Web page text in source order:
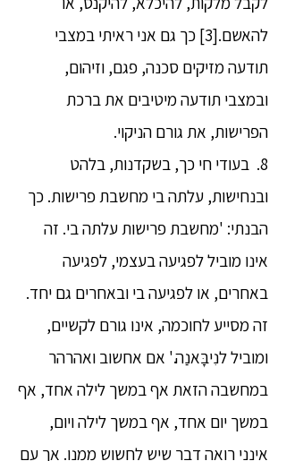
להאשם.[3] כך גם אני ראיתי במצבי
תודעה מזיקים סכנה, פגם, וזיהום,
ובמצבי תודעה מיטיבים את ברכת
הפרישות, את גורם הניקוי.
8. בעודי חי כך, בשקדנות, בלהט
ובנחישות, עלתה בי מחשבת פרישות. כך
הבנתי: 'מחשבת פרישות עלתה בי. זה
אינו מוביל לפגיעה בעצמי, לפגיעה
באחרים, או לפגיעה בי ובאחרים גם יחד.
זה מסייע לחוכמה, אינו גורם לקשיים,
ומוביל לנִיבָּאנַה.' אם אחשוב ואהרהר
במחשבה הזאת אף במשך לילה אחד, אף
במשך יום אחד, אף במשך לילה ויום,
אינני רואה דבר שיש לחשוש ממנו. אך עם